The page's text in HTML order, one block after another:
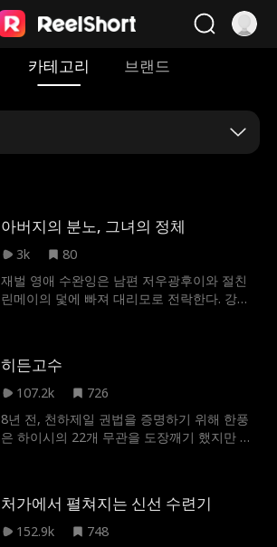
카테고리 브랜드
아버지의 분노, 그녀의 정체
3k
80
재벌 영애 수완잉은 남편 저우광후이와 절친
린메이의 덫에 빠져 대리모로 전락한다. 강제
건 처절한 복수극이 시작된다.
히든고수
107.2k
726
8년 전, 천하제일 권법을 증명하기 위해 한풍
은 하이시의 22개 무관을 도장깨기 했지만 이
견뎌왔고, 어느 날 정의를 위해 웅병무관을 잘
못 건드렸는데 딸까지 휘말리게 되어 구출작
처가에서 펼쳐지는 신선 수련기
152.9k
748